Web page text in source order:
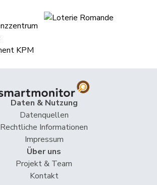
Daten & Nutzung
Datenquellen
Rechtliche Informationen
Impressum
Über uns
Projekt & Team
Kontakt